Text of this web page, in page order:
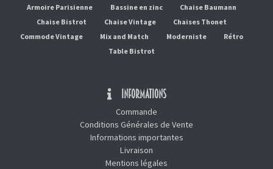
Armoire Parisienne Bassine en zinc
Chaise Baumann
Chaise Bistrot
Chaise Vintage
Chaises Thonet
Commode Vintage
Mix and Match Moderniste
Rétro
Table Bistrot
INFORMATIONS
Commande
Conditions Générales de Vente
Informations importantes
Livraison
Mentions légales